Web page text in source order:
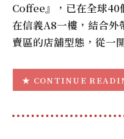
Coffee』，已在全球40
在信義A8一樓，結合外
賣區的店舖型態，從一
CONTINUE